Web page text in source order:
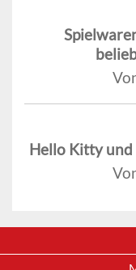
Hello Kitty und